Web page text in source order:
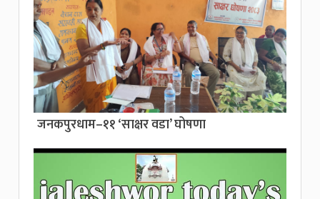
जनकपुरधाम–११ ‘साक्षर वडा’ घोषणा